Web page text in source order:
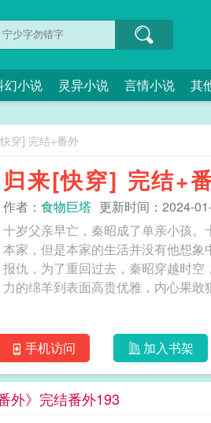
幻小说 灵异小说 言情小说 其
穿] 完结+番外
归来[快穿] 完结+
作者： 食物巨塔 更新时间：2024-
十岁父亲早亡，秦昭成了单亲小孩
本家，但是本家的生活并没有他想
报仇，为了重回过去，秦昭穿越时
手机访问 加入书架
外》完结番外193